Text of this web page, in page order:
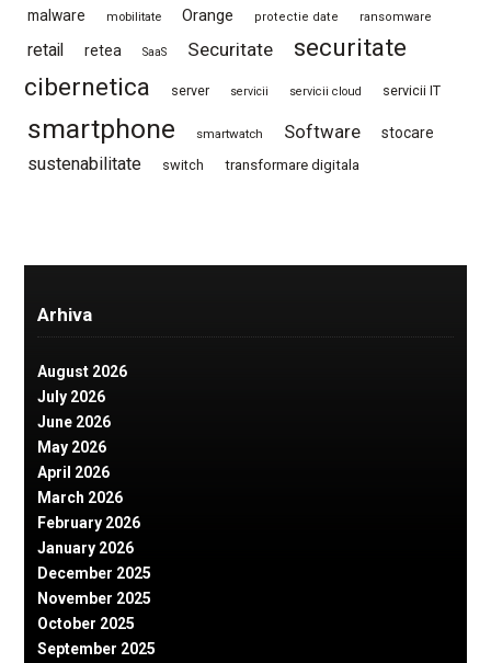
malware mobilitate Orange protectie date ransomware
retail retea SaaS Securitate
securitate
cibernetica
server servicii servicii cloud servicii IT
smartphone smartwatch Software stocare
sustenabilitate switch transformare digitala
Arhiva
August 2026
July 2026
June 2026
May 2026
April 2026
March 2026
February 2026
January 2026
December 2025
November 2025
October 2025
September 2025